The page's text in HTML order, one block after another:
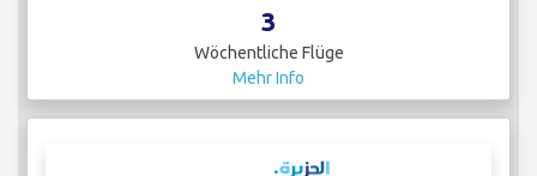
3
Wöchentliche Flüge
Mehr Info